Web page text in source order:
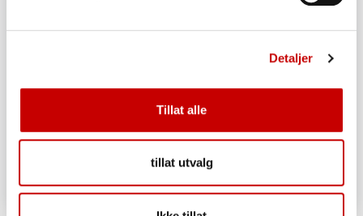
Detaljer
Tillat alle
tillat utvalg